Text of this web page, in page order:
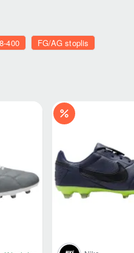
400 FG/AG stoplis